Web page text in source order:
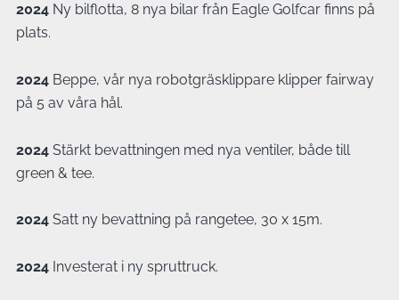
2024Ny bilflotta, 8 nya bilar från Eagle Golfcar finns på
plats.
2024Beppe, vår nya robotgräsklippare klipper fairway
på 5 av våra hål.
2024Stärkt bevattningen med nya ventiler, både till
green & tee.
2024Satt ny bevattning på rangetee, 30 x 15m.
2024Investerat i ny spruttruck.